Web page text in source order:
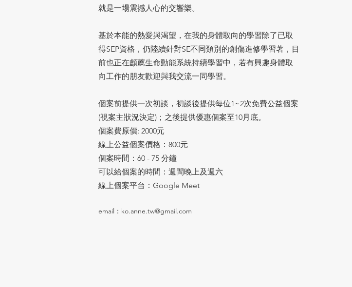
就是一場震撼人心的交響樂。
基於本能的熱愛與渴望，在我的身體取向的學習除了已取
得SEP資格，仍陸續針對SE不同類別的創傷進修學習著，目
前也正在顱薦生命動能系統持續學習中，若有興趣身體取
向工作的朋友歡迎與我交流一同學習。
個案前提供一次初談，初談後提供每位1~2次免費公益個案
(視案主狀況決定)；之後提供優惠個案至10月底。
個案費原價: 2000元
線上公益個案價格：800元
個案時間：60 - 75 分鐘
可以給個案的時間：週間晚上及週六
線上個案平台：Google Meet
email： ko.anne.tw@gmail.com